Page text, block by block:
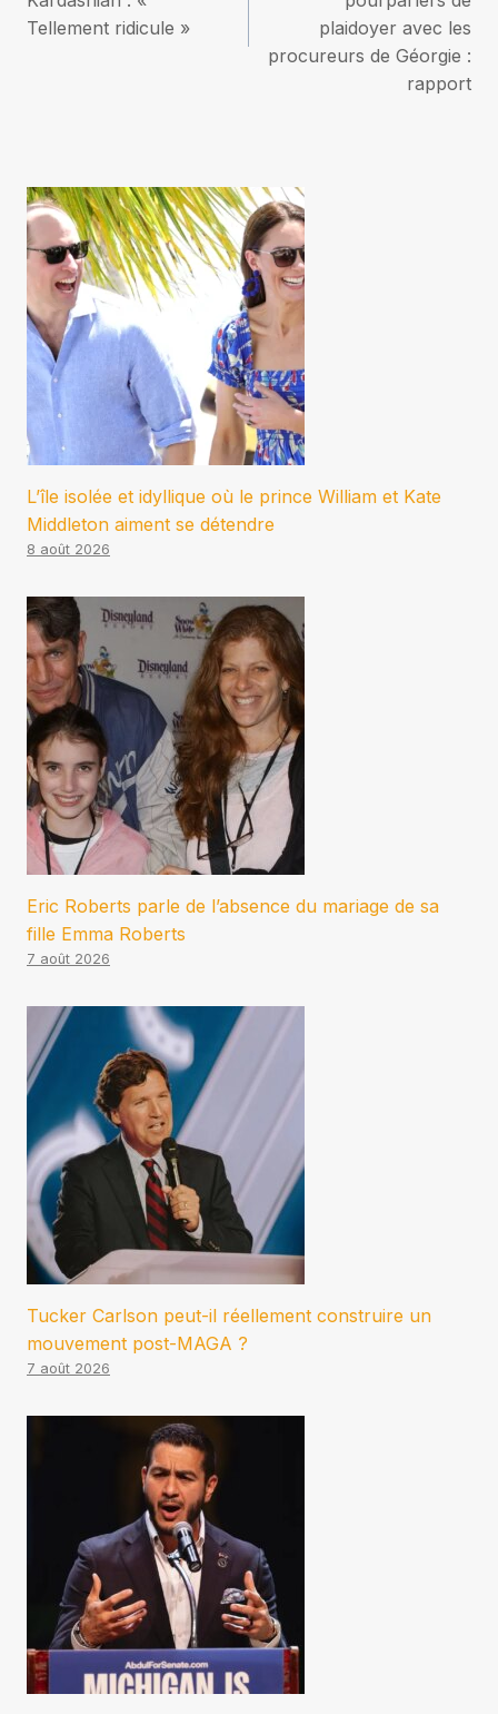
l’article
Tellement ridicule »
plaidoyer avec les
procureurs de Géorgie :
rapport
L’île isolée et idyllique où le prince William et Kate
Middleton aiment se détendre
8 août 2026
Eric Roberts parle de l’absence du mariage de sa
fille Emma Roberts
7 août 2026
Tucker Carlson peut-il réellement construire un
mouvement post-MAGA ?
7 août 2026